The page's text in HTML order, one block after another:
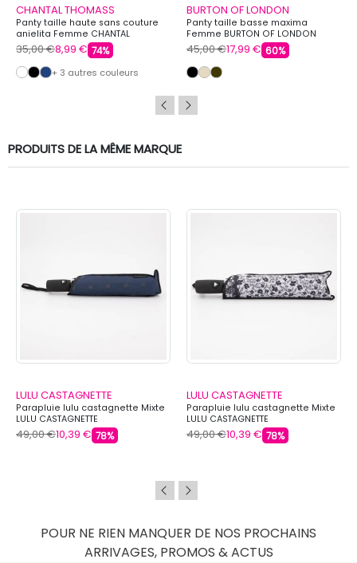
CHANTAL THOMASS
Panty taille haute sans couture
anielita Femme CHANTAL
THOMASS
35,00 €8,99 € 74%
+ 3 autres couleurs
BURTON OF LONDON
Panty taille basse maxima
Femme BURTON OF LONDON
45,00 €17,99 € 60%
PRODUITS DE LA MÊME MARQUE
LULU CASTAGNETTE
Parapluie lulu castagnette Mixte
LULU CASTAGNETTE
49,00 €10,39 € 78%
LULU CASTAGNETTE
Parapluie lulu castagnette Mixte
LULU CASTAGNETTE
49,00 €10,39 € 78%
POUR NE RIEN MANQUER DE NOS PROCHAINS
ARRIVAGES, PROMOS & ACTUS